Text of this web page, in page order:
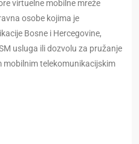
virtuelne mobilne mreže
osobe kojima je
Bosne i Hercegovine,
usluga ili dozvolu za pružanje
mobilnim telekomunikacijskim